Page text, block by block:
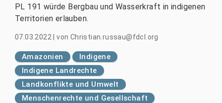
PL 191 würde Bergbau und Wasserkraft in indigenen
Territorien erlauben.
07.03.2022|von Christian.russau@fdcl.org
Amazonien
Indigene
Indigene Landrechte
Landkonflikte und Umwelt
Menschenrechte und Gesellschaft